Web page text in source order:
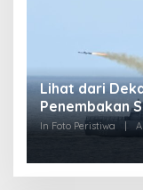
Lihat dari
Penembakan
In Foto Peristiwa